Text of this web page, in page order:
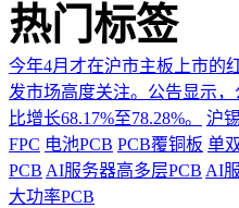
热门标签
今年4月才在沪市主板上市的
发市场高度关注。公告显示
比增长68.17%至78.28%。
沪
FPC 电池PCB PCB覆铜板 单
PCB AI服务器高多层PCB AI
大功率PCB